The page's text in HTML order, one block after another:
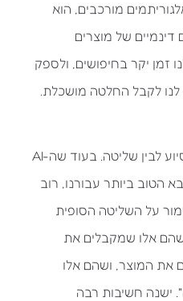
מורכבים, הוא
דינמיים של מוצרים
זמן יקר בחיפושים, ולספק
לנו לקבל החלטה מושכלת.
עם זאת, חשוב להבחין בין סיוע לבין שליטה. בעוד שה-AI
הטוב ביותר עבורנו, רוב
על השליטה הסופית
אלו שמקבלים את
את המוצר, ושהם אלו
ישנה חשיבות רבה